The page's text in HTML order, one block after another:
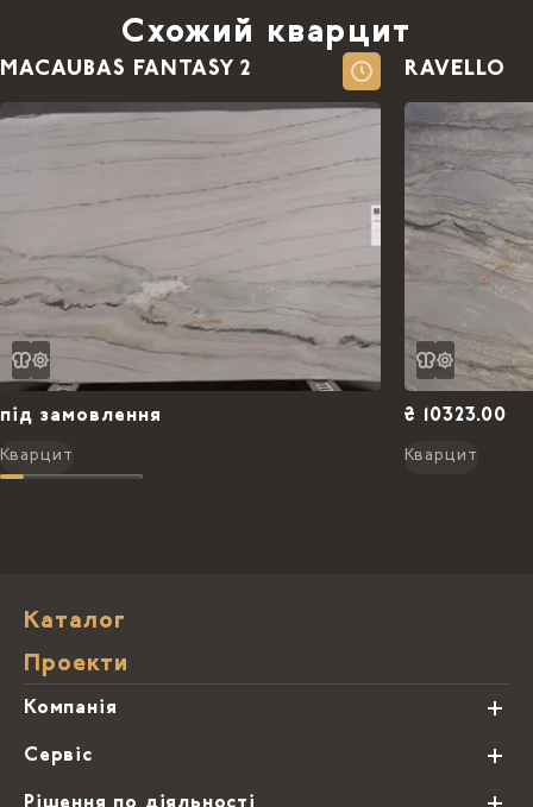
Схожий кварцит
MACAUBAS FANTASY 2
під замовлення
Кварцит
RAVELLO
₴ 10323.00
Кварцит
Каталог
Проекти
Компанія
Про нас
Сервіс
Види обробки каменю
Рішення по діяльності